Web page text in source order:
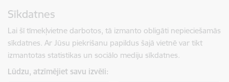
Sīkdatnes
Lai šī tīmekļvietne darbotos, tā izmanto obligāti nepieciešamās
sīkdatnes. Ar Jūsu piekrišanu papildus šajā vietnē var tikt
izmantotas statistikas un sociālo mediju sīkdatnes.
Lūdzu, atzīmējiet savu izvēli: